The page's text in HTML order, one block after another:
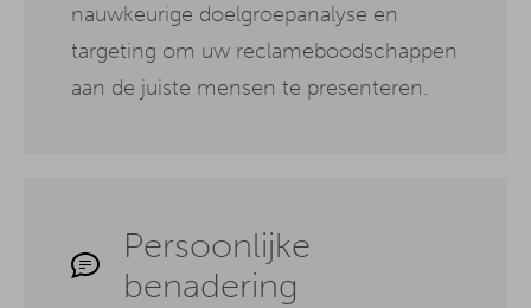
nauwkeurige doelgroepanalyse en
targeting om uw reclameboodschappen
aan de juiste mensen te presenteren.
Persoonlijke
benadering